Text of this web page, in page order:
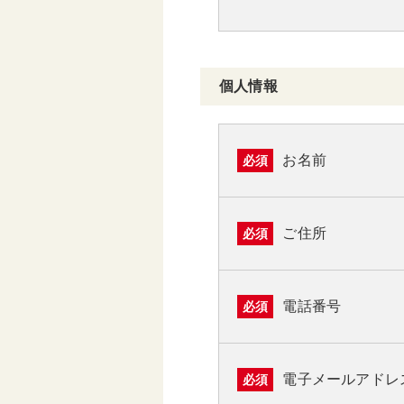
個人情報
必須 お名前
必須 ご住所
必須 電話番号
必須 電子メールアドレ